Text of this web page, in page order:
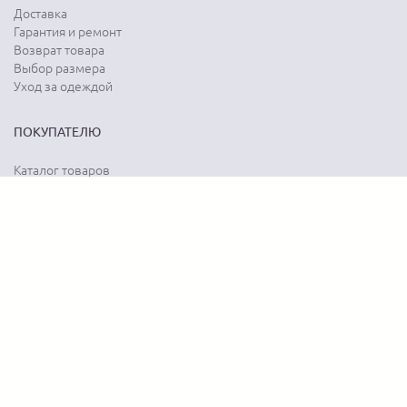
Доставка
Гарантия и ремонт
Возврат товара
Выбор размера
Уход за одеждой
ПОКУПАТЕЛЮ
Каталог товаров